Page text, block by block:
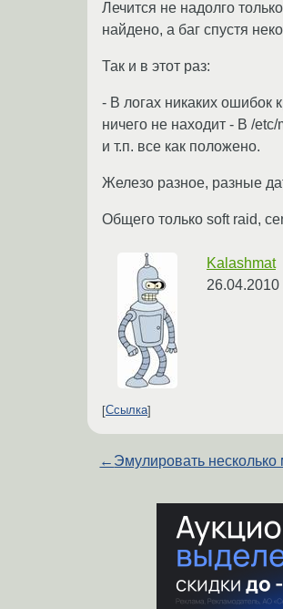
Лечится не надолго
найдено, а баг спустя
Так и в этот раз:
- В логах никаких ошибок
ничего не находит - В /
и т.п. все как положено.
Железо разное, разные
Общего только soft raid,
Kalashmat
Ссылка
← Эмулировать несколько